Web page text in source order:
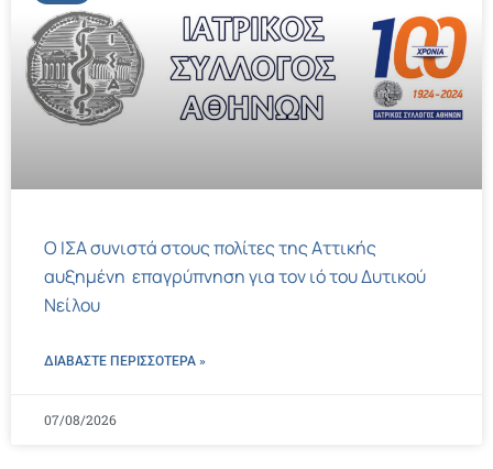
Ο ΙΣΑ συνιστά στους πολίτες της Αττικής
αυξημένη επαγρύπνηση για τον ιό του Δυτικού
Νείλου
ΔΙΑΒΑΣΤΕ ΠΕΡΙΣΣΌΤΕΡΑ »
07/08/2026